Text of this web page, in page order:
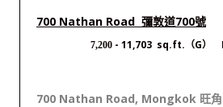
700 Nathan Road 彌敦道700號
7,200 - 11,703 sq.ft.（G）
700 Nathan Road, Mongkok 旺角